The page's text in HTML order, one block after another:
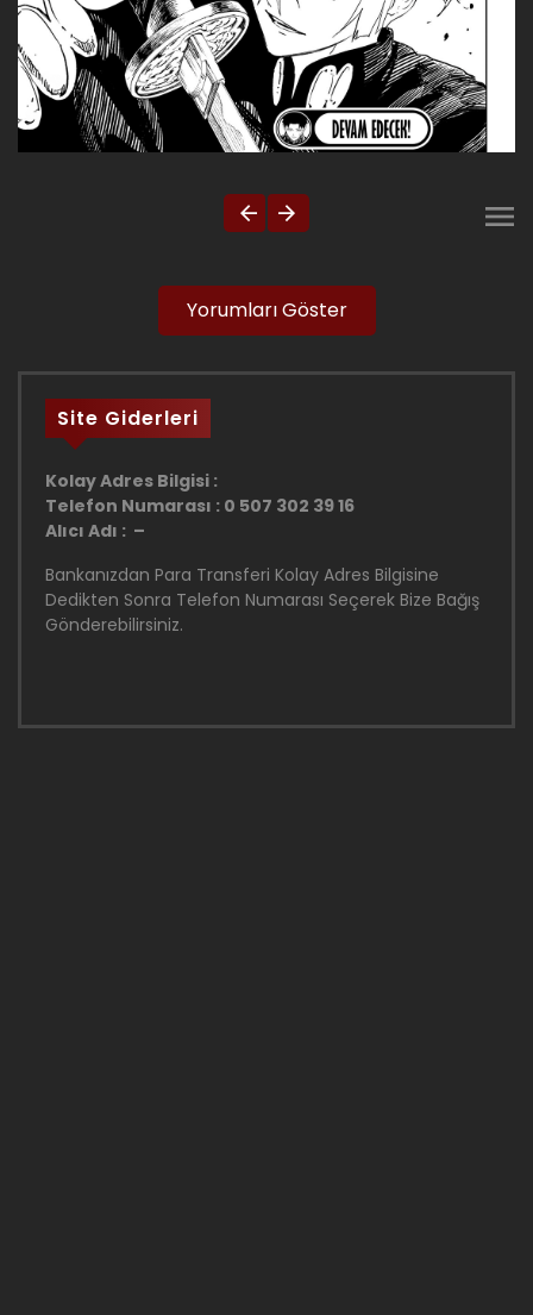
Yorumları Göster
Site Giderleri
Kolay Adres Bilgisi :
Telefon Numarası : 0 507 302 39 16
Alıcı Adı : –
Bankanızdan Para Transferi Kolay Adres Bilgisine
Dedikten Sonra Telefon Numarası Seçerek Bize Bağış
Gönderebilirsiniz.